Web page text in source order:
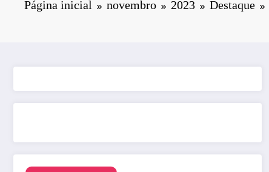
Página inicial novembro 2023 Destaque